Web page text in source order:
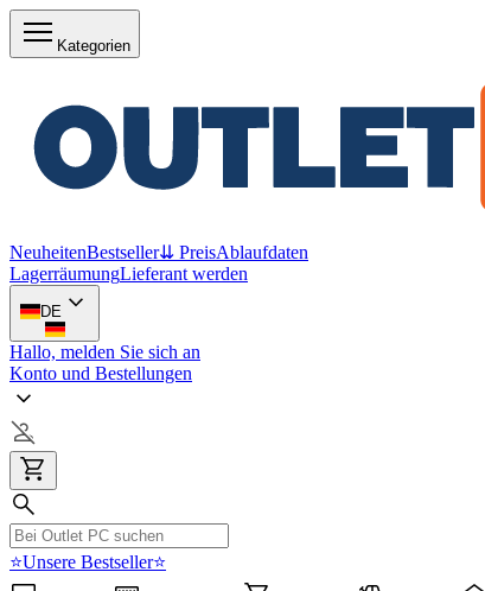
Kategorien
NeuheitenBestseller⇊ PreisAblaufdaten
LagerräumungLieferant werden
DE
Hallo, melden Sie sich an
Konto und Bestellungen
⭐Unsere Bestseller⭐